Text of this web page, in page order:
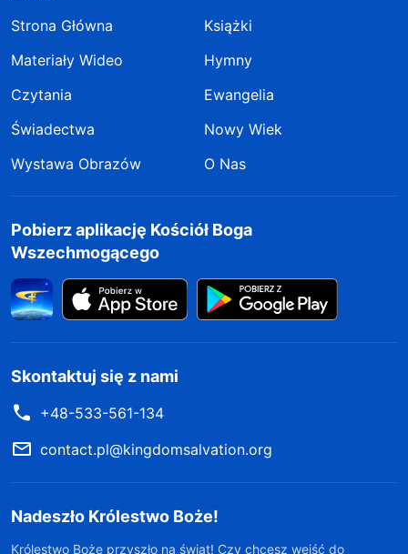
Strona Główna
Książki
Materiały Wideo
Hymny
Czytania
Ewangelia
Świadectwa
Nowy Wiek
Wystawa Obrazów
O Nas
Pobierz aplikację Kościół Boga
Wszechmogącego
Skontaktuj się z nami
+48-533-561-134
contact.pl@kingdomsalvation.org
Nadeszło Królestwo Boże!
Królestwo Boże przyszło na świat! Czy chcesz wejść do